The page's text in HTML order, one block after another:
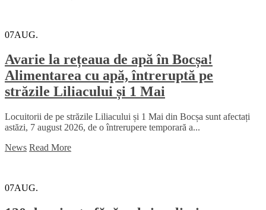
07AUG.
Avarie la rețeaua de apă în Bocșa!
Alimentarea cu apă, întreruptă pe
străzile Liliacului și 1 Mai
Locuitorii de pe străzile Liliacului și 1 Mai din Bocșa sunt afectați
astăzi, 7 august 2026, de o întrerupere temporară a...
News Read More
07AUG.